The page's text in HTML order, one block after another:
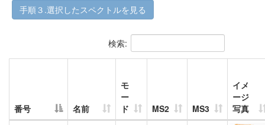
手順３.選択したスペクトルを見る
検索:
番号 名前
モ
ー
ド
MS2 MS3
イメ
ージ
写真